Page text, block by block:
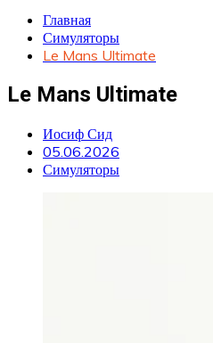
Главная
Симуляторы
Le Mans Ultimate
Le Mans Ultimate
Иосиф Сид
05.06.2026
Симуляторы